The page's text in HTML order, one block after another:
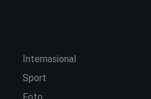
Internasional
Sport
Foto